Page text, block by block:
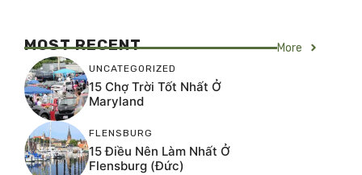
MOST RECENT More
UNCATEGORIZED
15 Chợ Trời Tốt Nhất Ở
Maryland
FLENSBURG
15 Điều Nên Làm Nhất Ở
Flensburg (Đức)